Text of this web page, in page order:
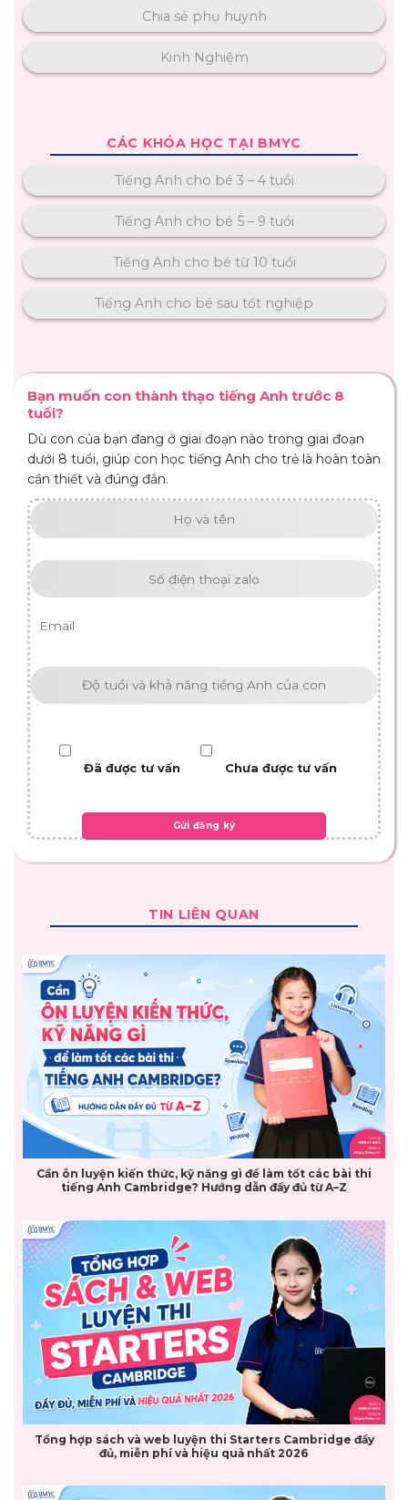
Chia sẻ phụ huynh
Kinh Nghiệm
CÁC KHÓA HỌC TẠI BMYC
Tiếng Anh cho bé 3 – 4 tuổi
Tiếng Anh cho bé 5 – 9 tuổi
Tiếng Anh cho bé từ 10 tuổi
Tiếng Anh cho bé sau tốt nghiệp
Bạn muốn con thành thạo tiếng Anh trước 8
tuổi?
Dù con của bạn đang ở giai đoạn nào trong giai đoạn
dưới 8 tuổi, giúp con học tiếng Anh cho trẻ là hoàn toàn
cần thiết và đúng đắn.
Đã được tư vấn Chưa được tư vấn
TIN LIÊN QUAN
Cần ôn luyện kiến thức, kỹ năng gì để làm tốt các bài thi
tiếng Anh Cambridge? Hướng dẫn đầy đủ từ A–Z
Tổng hợp sách và web luyện thi Starters Cambridge đầy
đủ, miễn phí và hiệu quả nhất 2026